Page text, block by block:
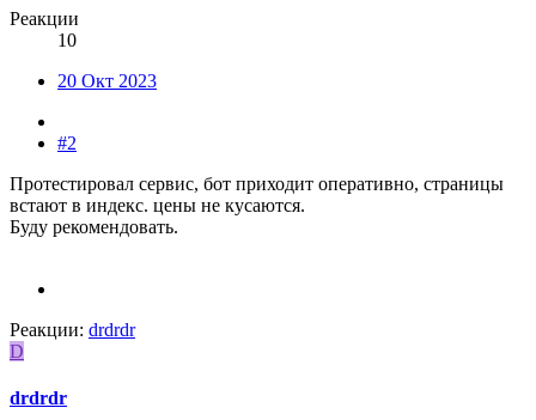
Реакции
10
20 Окт 2023
#2
Протестировал сервис, бот приходит оперативно, страницы
встают в индекс. цены не кусаются.
Буду рекомендовать.
Реакции: drdrdr
D
drdrdr